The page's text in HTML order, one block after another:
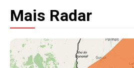
Mais Radar